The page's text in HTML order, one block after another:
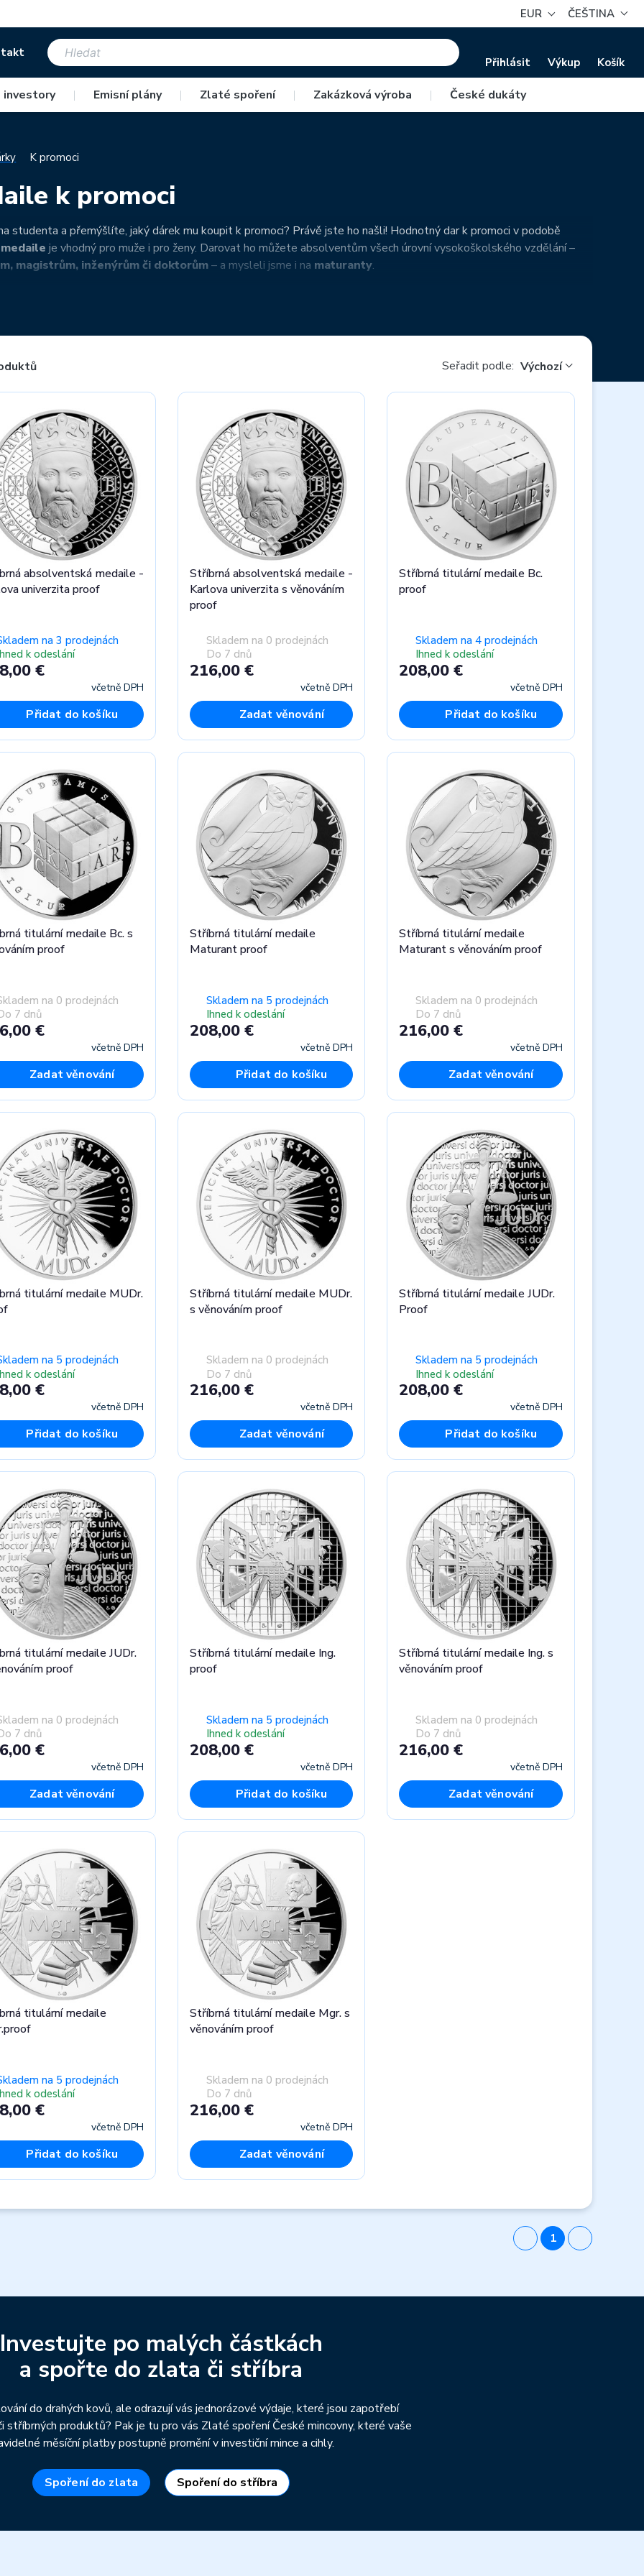
EUR ČEŠTINA
Přihlásit Výkup Košík
investory | Emisní plány | Zlaté spoření | Zakázková výroba | České dukáty
K promoci
k promoci
studenta a přemýšlíte, jaký dárek mu koupit k promoci? Právě jste ho našli! Hodnotný dar k promoci v podobě
je vhodný pro muže i pro ženy. Darovat ho můžete absolventům všech úrovní vysokoškolského vzdělání –
magistrům, inženýrům či doktorům– a mysleli jsme i na maturanty.
Seřadit podle: Výchozí
absolventská medaile -
univerzita proof
na 3 prodejnách
k odeslání
€
včetně DPH
Přidat do košíku
Stříbrná absolventská medaile -
Karlova univerzita s věnováním
proof
Skladem na 0 prodejnách
Do 7 dnů
216,00 €
včetně DPH
Zadat věnování
Stříbrná titulární medaile Bc.
proof
Skladem na 4 prodejnách
Ihned k odeslání
208,00 €
včetně DPH
Přidat do košíku
titulární medaile Bc. s
proof
na 0 prodejnách
7 dnů
€
včetně DPH
Zadat věnování
Stříbrná titulární medaile
Maturant proof
Skladem na 5 prodejnách
Ihned k odeslání
208,00 €
včetně DPH
Přidat do košíku
Stříbrná titulární medaile
Maturant s věnováním proof
Skladem na 0 prodejnách
Do 7 dnů
216,00 €
včetně DPH
Zadat věnování
titulární medaile MUDr.
na 5 prodejnách
k odeslání
€
včetně DPH
Přidat do košíku
Stříbrná titulární medaile MUDr.
s věnováním proof
Skladem na 0 prodejnách
Do 7 dnů
216,00 €
včetně DPH
Zadat věnování
Stříbrná titulární medaile JUDr.
Proof
Skladem na 5 prodejnách
Ihned k odeslání
208,00 €
včetně DPH
Přidat do košíku
titulární medaile JUDr.
proof
na 0 prodejnách
7 dnů
€
včetně DPH
Zadat věnování
Stříbrná titulární medaile Ing.
proof
Skladem na 5 prodejnách
Ihned k odeslání
208,00 €
včetně DPH
Přidat do košíku
Stříbrná titulární medaile Ing. s
věnováním proof
Skladem na 0 prodejnách
Do 7 dnů
216,00 €
včetně DPH
Zadat věnování
titulární medaile
na 5 prodejnách
k odeslání
€
včetně DPH
Přidat do košíku
Stříbrná titulární medaile Mgr. s
věnováním proof
Skladem na 0 prodejnách
Do 7 dnů
216,00 €
včetně DPH
Zadat věnování
1
Investujte po malých částkách
a spořte do zlata či stříbra
do drahých kovů, ale odrazují vás jednorázové výdaje, které jsou zapotřebí
stříbrných produktů? Pak je tu pro vás Zlaté spoření České mincovny, které vaše
měsíční platby postupně promění v investiční mince a cihly.
Spoření do zlata Spoření do stříbra